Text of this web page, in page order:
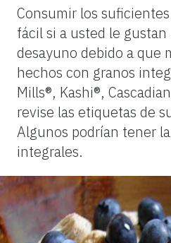
Consumir los
fácil si a usted le gustan
desayuno debido a que
hechos con granos
Mills®, Kashi®,
revise las etiquetas de
Algunos podrían tener
integrales.